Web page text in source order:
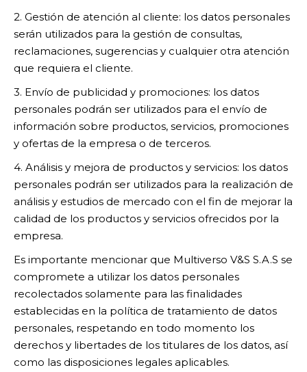
2. Gestión de atención al cliente: los datos personales
serán utilizados para la gestión de consultas,
reclamaciones, sugerencias y cualquier otra atención
que requiera el cliente.
3. Envío de publicidad y promociones: los datos
personales podrán ser utilizados para el envío de
información sobre productos, servicios, promociones
y ofertas de la empresa o de terceros.
4. Análisis y mejora de productos y servicios: los datos
personales podrán ser utilizados para la realización de
análisis y estudios de mercado con el fin de mejorar la
calidad de los productos y servicios ofrecidos por la
empresa.
Es importante mencionar que Multiverso V&S S.A.S se
compromete a utilizar los datos personales
recolectados solamente para las finalidades
establecidas en la política de tratamiento de datos
personales, respetando en todo momento los
derechos y libertades de los titulares de los datos, así
como las disposiciones legales aplicables.